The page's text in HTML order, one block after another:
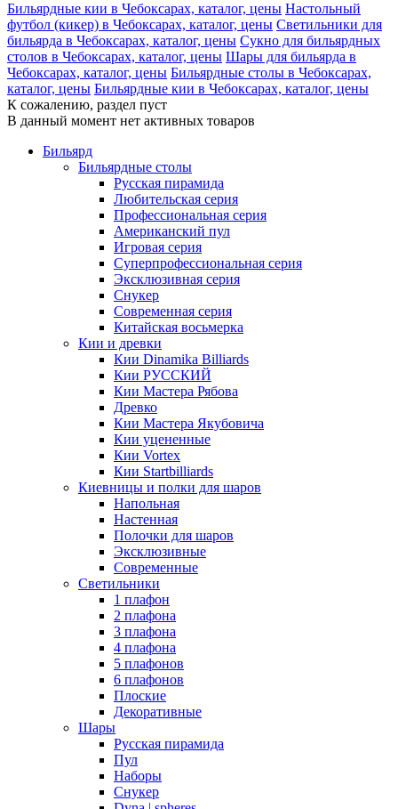
Бильярдные кии в Чебоксарах, каталог, цены Настольный
футбол (кикер) в Чебоксарах, каталог, цены Светильники для
бильярда в Чебоксарах, каталог, цены Сукно для бильярдных
столов в Чебоксарах, каталог, цены Шары для бильярда в
Чебоксарах, каталог, цены Бильярдные столы в Чебоксарах,
каталог, цены Бильярдные кии в Чебоксарах, каталог, цены
К сожалению, раздел пуст
В данный момент нет активных товаров
Бильярд
Бильярдные столы
Русская пирамида
Любительская серия
Профессиональная серия
Американский пул
Игровая серия
Суперпрофессиональная серия
Эксклюзивная серия
Снукер
Современная серия
Китайская восьмерка
Кии и древки
Кии Dinamika Billiards
Кии РУССКИЙ
Кии Мастера Рябова
Древко
Кии Мастера Якубовича
Кии уцененные
Кии Vortex
Кии Startbilliards
Киевницы и полки для шаров
Напольная
Настенная
Полочки для шаров
Эксклюзивные
Современные
Светильники
1 плафон
2 плафона
3 плафона
4 плафона
5 плафонов
6 плафонов
Плоские
Декоративные
Шары
Русская пирамида
Пул
Наборы
Снукер